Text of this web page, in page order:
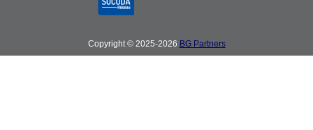
Copyright © 2025-2026 BG Partners